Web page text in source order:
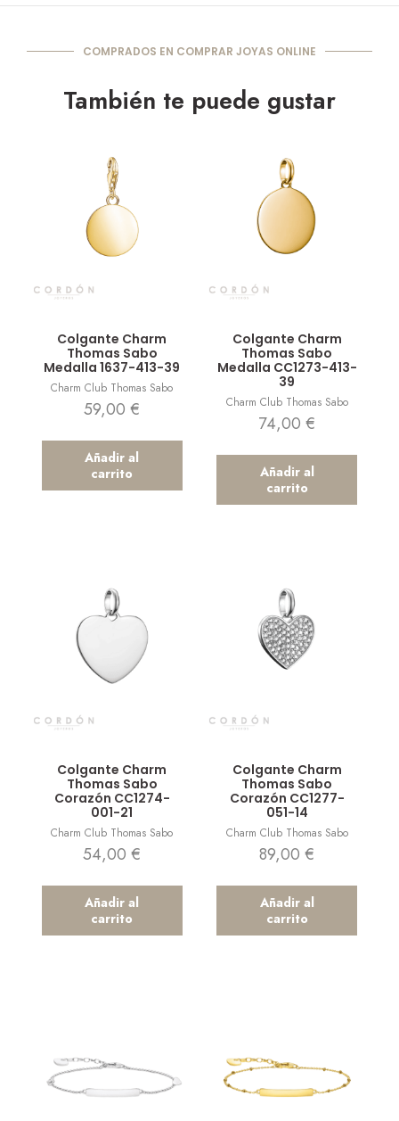
COMPRADOS EN COMPRAR JOYAS ONLINE
También te puede gustar
Colgante Charm
Thomas Sabo
Medalla 1637-413-39
Charm Club Thomas Sabo
59,00€
Añadir al
carrito
Colgante Charm
Thomas Sabo
Medalla CC1273-413-
39
Charm Club Thomas Sabo
74,00€
Añadir al
carrito
Colgante Charm
Thomas Sabo
Corazón CC1274-
001-21
Charm Club Thomas Sabo
54,00€
Añadir al
carrito
Colgante Charm
Thomas Sabo
Corazón CC1277-
051-14
Charm Club Thomas Sabo
89,00€
Añadir al
carrito